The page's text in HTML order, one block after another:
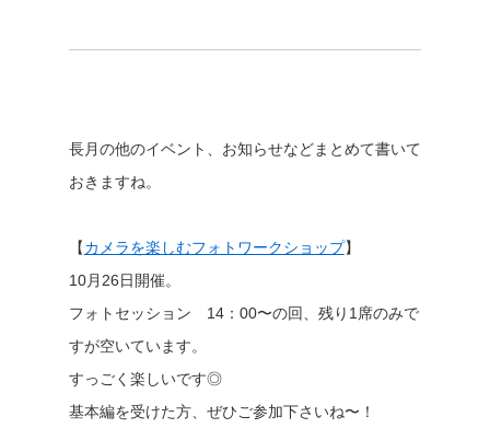
長月の他のイベント、お知らせなどまとめて書いて
おきますね。
【カメラを楽しむフォトワークショップ】
10月26日開催。
フォトセッション 14：00〜の回、残り1席のみで
すが空いています。
すっごく楽しいです◎
基本編を受けた方、ぜひご参加下さいね〜！